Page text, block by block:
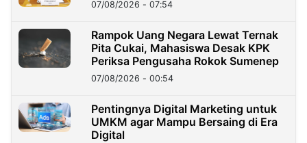
07/08/2026 - 07:54
Rampok Uang Negara Lewat Ternak
Pita Cukai, Mahasiswa Desak KPK
Periksa Pengusaha Rokok Sumenep
07/08/2026 - 00:54
Pentingnya Digital Marketing untuk
UMKM agar Mampu Bersaing di Era
Digital